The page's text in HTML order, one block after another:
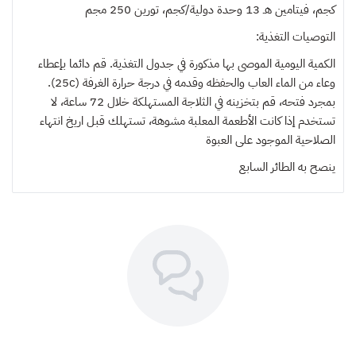
كجم، فيتامين هـ 13 وحدة دولية/كجم، تورين 250 مجم
التوصيات التغذية:
الكمية اليومية الموصى بها مذكورة في جدول التغذية. قم دائما بإعطاء
وعاء من الماء العاب والحفظه وقدمه في درجة حرارة الغرفة (25c).
بمجرد فتحه، قم بتخزينه في الثلاجة المستهلكة خلال 72 ساعة، لا
تستخدم إذا كانت الأطعمة المعلبة مشوهة، تستهلك قبل اريخ انتهاء
الصلاحية الموجود على العبوة
ينصح بهالطائر السابع